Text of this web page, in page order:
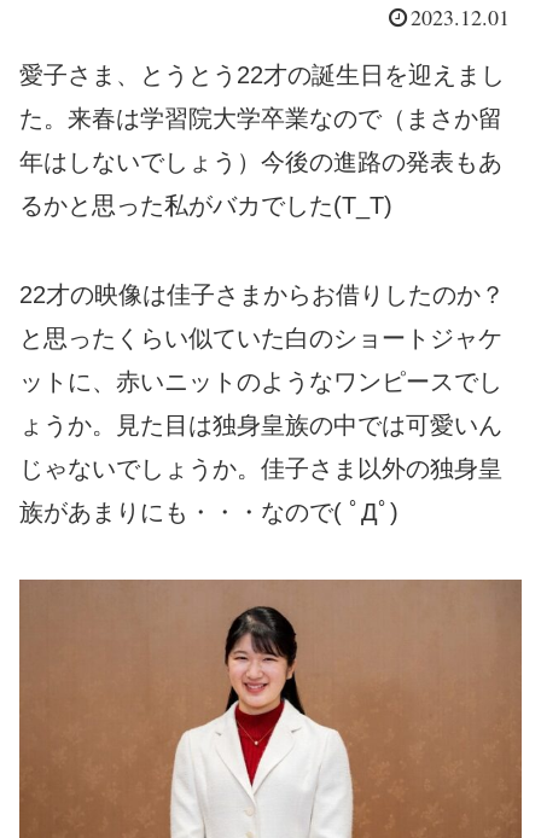
2023.12.01
愛子さま、とうとう22才の誕生日を迎えまし
た。来春は学習院大学卒業なので（まさか留
年はしないでしょう）今後の進路の発表もあ
るかと思った私がバカでした(T_T)
22才の映像は佳子さまからお借りしたのか？
と思ったくらい似ていた白のショートジャケ
ットに、赤いニットのようなワンピースでし
ょうか。見た目は独身皇族の中では可愛いん
じゃないでしょうか。佳子さま以外の独身皇
族があまりにも・・・なので( ﾟДﾟ)